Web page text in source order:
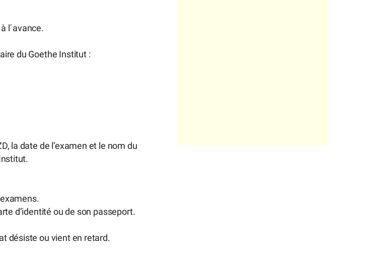
l´avance.
du Goethe Institut :
la date de l’examen et le nom du
d’identité ou de son passeport.
désiste ou vient en retard.